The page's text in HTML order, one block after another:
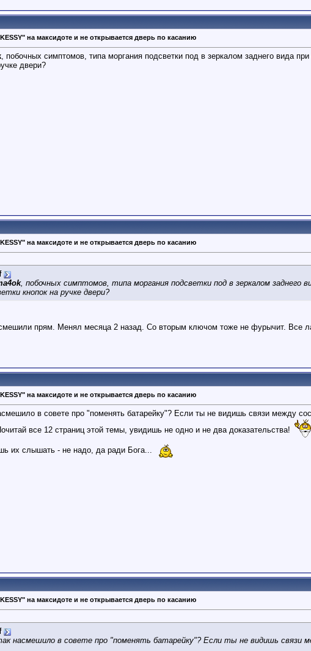
на максидоте и не открывается дверь по касанию
, побочных симптомов, типа моргания подсветки под в зеркалом заднего вида
двери?
на максидоте и не открывается дверь по касанию
, побочных симптомов, типа моргания подсветки под в зеркалом заднего
кнопок на ручке двери?
прям. Менял месяца 2 назад. Со вторым ключом тоже не фурычит. Все
на максидоте и не открывается дверь по касанию
в совете про "поменять батарейку"? Если ты не видишь связи между
все 12 страниц этой темы, увидишь не одно и не два доказательства!
их слышать - не надо, да ради Бога...
на максидоте и не открывается дверь по касанию
насмешило в совете про "поменять батарейку"? Если ты не видишь связи